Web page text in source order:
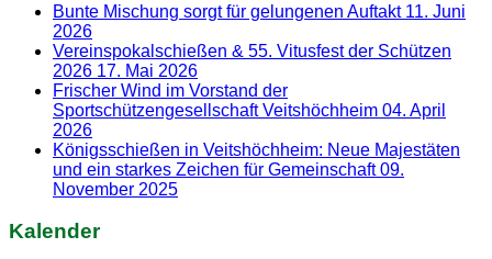
Bunte Mischung sorgt für gelungenen Auftakt 11. Juni
2026
Vereinspokalschießen & 55. Vitusfest der Schützen
2026 17. Mai 2026
Frischer Wind im Vorstand der
Sportschützengesellschaft Veitshöchheim 04. April
2026
Königsschießen in Veitshöchheim: Neue Majestäten
und ein starkes Zeichen für Gemeinschaft09.
November 2025
Kalender